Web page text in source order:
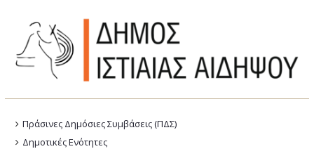
Πράσινες Δημόσιες Συμβάσεις (ΠΔΣ)
Δημοτικές Ενότητες